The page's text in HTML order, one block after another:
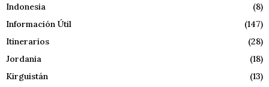
Indonesia
(8)
Información Útil
(147)
Itinerarios
(28)
Jordania
(18)
Kirguistán
(13)